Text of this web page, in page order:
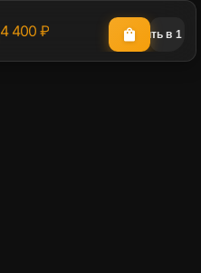
4 400 ₽ shopping_bag
shopping_cart_checkout
Купить в 1